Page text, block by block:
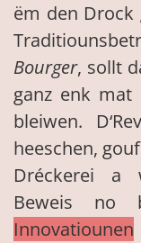
ëm den Drock
Bourger, sollt
ganz enk mat
bleiwen.
heeschen,
Dréckerei a
Beweis no
Innovatiounen